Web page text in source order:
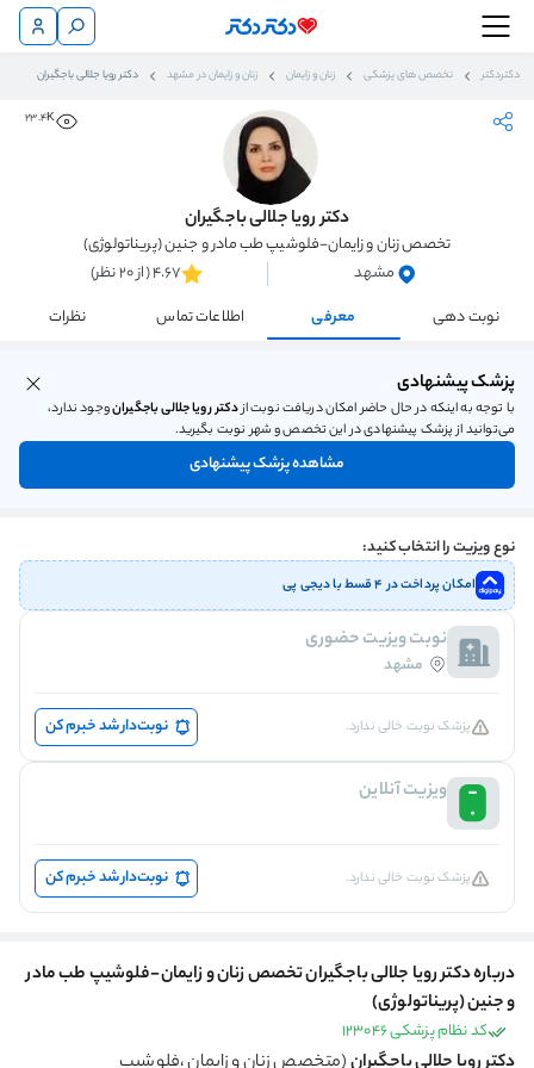
دکتردکتر تخصص های پزشکی زنان و زایمان زنان و زایمان در مشهد دکتر رویا جلالی باجگیران
23.4K
دکتر رویا جلالی باجگیران
تخصص زنان و زایمان-فلوشیپ طب مادر و جنین (پریناتولوژی)
مشهد
4.67 (از 20 نظر)
نوبت دهی
معرفی اطلاعات تماس نظرات
پزشک پیشنهادی
با توجه به اینکه در حال حاضر امکان دریافت نوبت ازدکتر رویا جلالی باجگیرانوجود ندارد،
می‌توانید از پزشک پیشنهادی در این تخصص و شهر نوبت بگیرید.
مشاهده پزشک پیشنهادی
نوع ویزیت را انتخاب کنید:
امکان پرداخت در ۴ قسط با دیجی پی
نوبت ویزیت حضوری
مشهد
پزشک نوبت خالی ندارد. نوبت‌دار شد خبرم کن
ویزیت آنلاین
پزشک نوبت خالی ندارد. نوبت‌دار شد خبرم کن
درباره دکتر رویا جلالی باجگیران تخصص زنان و زایمان-فلوشیپ طب مادر
و جنین (پریناتولوژی)
کد نظام پزشکی 123046